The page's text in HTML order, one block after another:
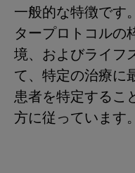
一般的な特徴です
タープロトコルの
境、およびライフ
て、特定の治療に
患者を特定するこ
方に従っています。